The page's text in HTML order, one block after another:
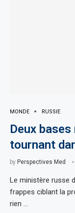
MONDE RUSSIE
Deux
tournant
by Perspectives Med
Le ministère russe
frappes ciblant la
rien …